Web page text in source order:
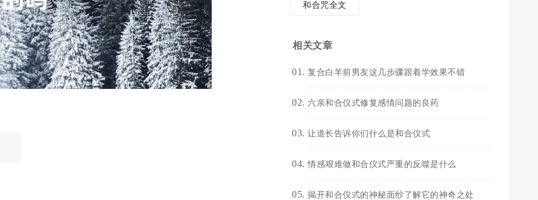
和合咒全文
相关文章
复合白羊前男友这几步骤跟着学效果不错
六亲和合仪式修复感情问题的良药
让道长告诉你们什么是和合仪式
情感艰难做和合仪式严重的反噬是什么
揭开和合仪式的神秘面纱了解它的神奇之处